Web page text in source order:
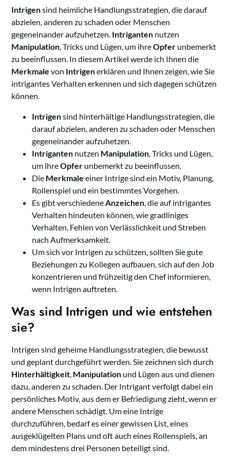
Intrigensind heimliche Handlungsstrategien, die darauf
abzielen, anderen zu schaden oder Menschen
gegeneinander aufzuhetzen. Intriganten nutzen
Manipulation, Tricks und Lügen, um ihreOpfer unbemerkt
zu beeinflussen. In diesem Artikel werde ich Ihnen die
Merkmale von Intrigenerklären und Ihnen zeigen, wie Sie
intrigantes Verhalten erkennen und sich dagegen schützen
können.
Intrigensind hinterhältige Handlungsstrategien, die
darauf abzielen, anderen zu schaden oder Menschen
gegeneinander aufzuhetzen.
Intriganten nutzen Manipulation, Tricks und Lügen,
um ihreOpfer unbemerkt zu beeinflussen.
Die Merkmale einer Intrige sind ein Motiv, Planung,
Rollenspiel und ein bestimmtes Vorgehen.
Es gibt verschiedeneAnzeichen, die auf intrigantes
Verhalten hindeuten können, wie gradliniges
Verhalten, Fehlen von Verlässlichkeit und Streben
nach Aufmerksamkeit.
Um sich vor Intrigen zu schützen, sollten Sie gute
Beziehungen zu Kollegen aufbauen, sich auf den Job
konzentrieren und frühzeitig den Chef informieren,
wenn Intrigen auftreten.
Was sind Intrigen und wie entstehen
sie?
Intrigen sind geheime Handlungsstrategien, die bewusst
und geplant durchgeführt werden. Sie zeichnen sich durch
Hinterhältigkeit, Manipulation und Lügen aus und dienen
dazu, anderen zu schaden. Der Intrigant verfolgt dabei ein
persönliches Motiv, aus dem er Befriedigung zieht, wenn er
andere Menschen schädigt. Um eine Intrige
durchzuführen, bedarf es einer gewissen List, eines
ausgeklügelten Plans und oft auch eines Rollenspiels, an
dem mindestens drei Personen beteiligt sind.